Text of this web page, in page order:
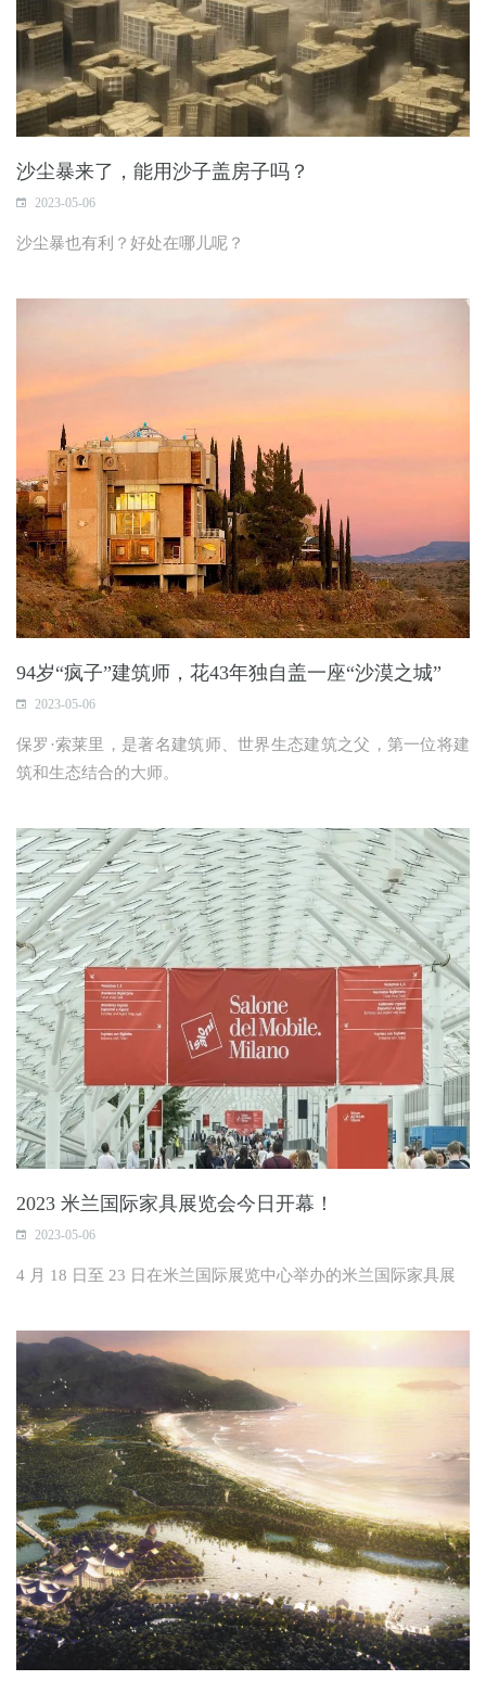
沙尘暴来了，能用沙子盖房子吗？
2023-05-06
沙尘暴也有利？好处在哪儿呢？
94岁“疯子”建筑师，花43年独自盖一座“沙漠之城”
2023-05-06
保罗·索莱里，是著名建筑师、世界生态建筑之父，第一位将建
筑和生态结合的大师。
2023 米兰国际家具展览会今日开幕！
2023-05-06
4 月 18 日至 23 日在米兰国际展览中心举办的米兰国际家具展